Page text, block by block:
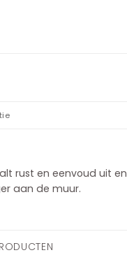
rust en eenvoud uit
aan de muur.